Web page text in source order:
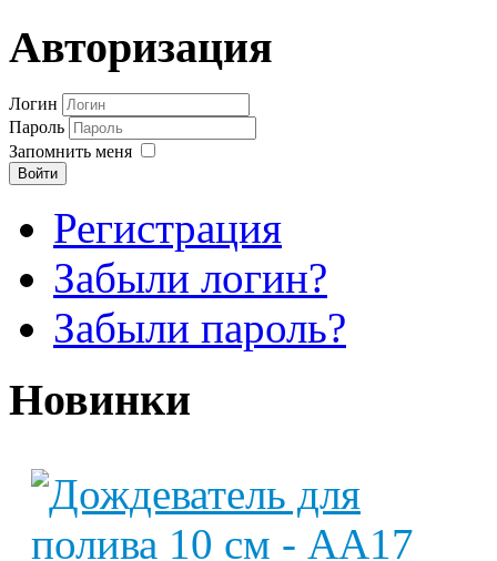
Авторизация
Логин
Пароль
Запомнить меня
Войти
Регистрация
Забыли логин?
Забыли пароль?
Новинки